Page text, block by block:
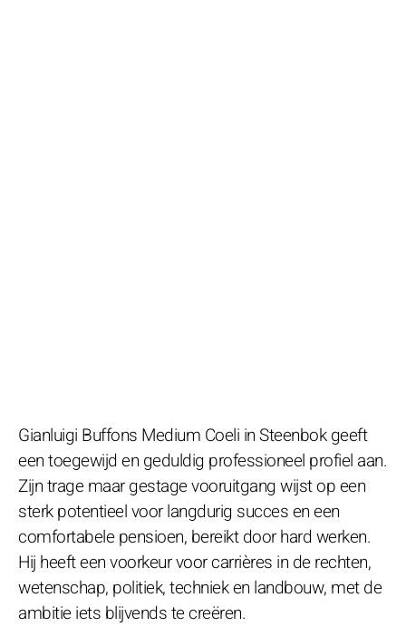
Gianluigi Buffons Medium Coeli in Steenbok geeft
een toegewijd en geduldig professioneel profiel aan.
Zijn trage maar gestage vooruitgang wijst op een
sterk potentieel voor langdurig succes en een
comfortabele pensioen, bereikt door hard werken.
Hij heeft een voorkeur voor carrières in de rechten,
wetenschap, politiek, techniek en landbouw, met de
ambitie iets blijvends te creëren.